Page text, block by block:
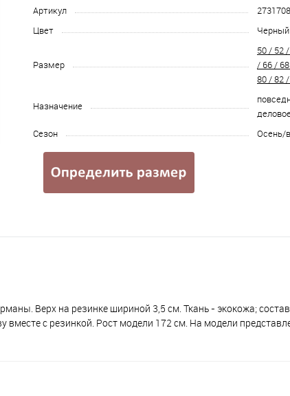
Артикул
2731708
Цвет
Черный
Размер
50 / 52
/ 66 /
80 / 82
Назначение
Сезон
Осень/
Верх на резинке шириной 3,5 см. Ткань - экокожа;
с резинкой. Рост модели 172 см. На модели